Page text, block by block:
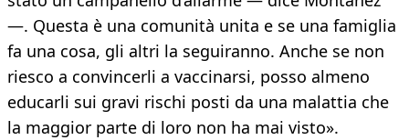
—. Questa è una comunità unita e se una famiglia
fa una cosa, gli altri la seguiranno. Anche se non
riesco a convincerli a vaccinarsi, posso almeno
educarli sui gravi rischi posti da una malattia che
la maggior parte di loro non ha mai visto».